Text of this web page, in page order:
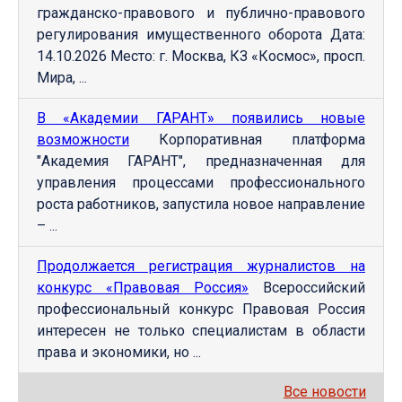
гражданско-правового и публично-правового
регулирования имущественного оборота Дата:
14.10.2026 Место: г. Москва, КЗ «Космос», просп.
Мира, ...
В «Академии ГАРАНТ» появились новые
возможности Корпоративная платформа
"Академия ГАРАНТ", предназначенная для
управления процессами профессионального
роста работников, запустила новое направление
– ...
Продолжается регистрация журналистов на
конкурс «Правовая Россия» Всероссийский
профессиональный конкурс Правовая Россия
интересен не только специалистам в области
права и экономики, но ...
Все новости